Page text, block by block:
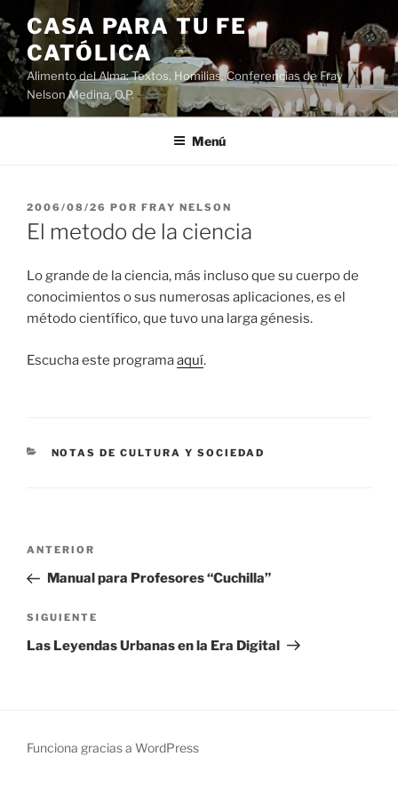
Saltar
al
contenido
CASA PARA TU FE
CATÓLICA
Alimento del Alma: Textos, Homilias, Conferencias de Fray
Nelson Medina, O.P.
Menú
PUBLICADO
EL
2006/08/26 POR FRAY NELSON
El metodo de la ciencia
Lo grande de la ciencia, más incluso que su cuerpo de
conocimientos o sus numerosas aplicaciones, es el
método científico, que tuvo una larga génesis.
Escucha este programaaquí.
CATEGORÍAS
NOTAS DE CULTURA Y SOCIEDAD
Navegación
entradas
Entrada
anterior:
ANTERIOR
Manual para Profesores “Cuchilla”
Siguiente
entrada
SIGUIENTE
Las Leyendas Urbanas en la Era Digital
Funciona gracias a WordPress